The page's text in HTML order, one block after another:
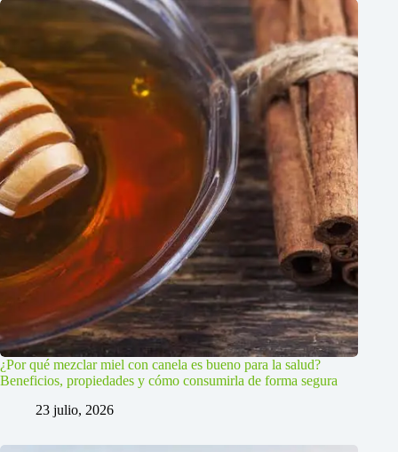
¿Por qué mezclar miel con canela es bueno para la salud?
Beneficios, propiedades y cómo consumirla de forma segura
23 julio, 2026